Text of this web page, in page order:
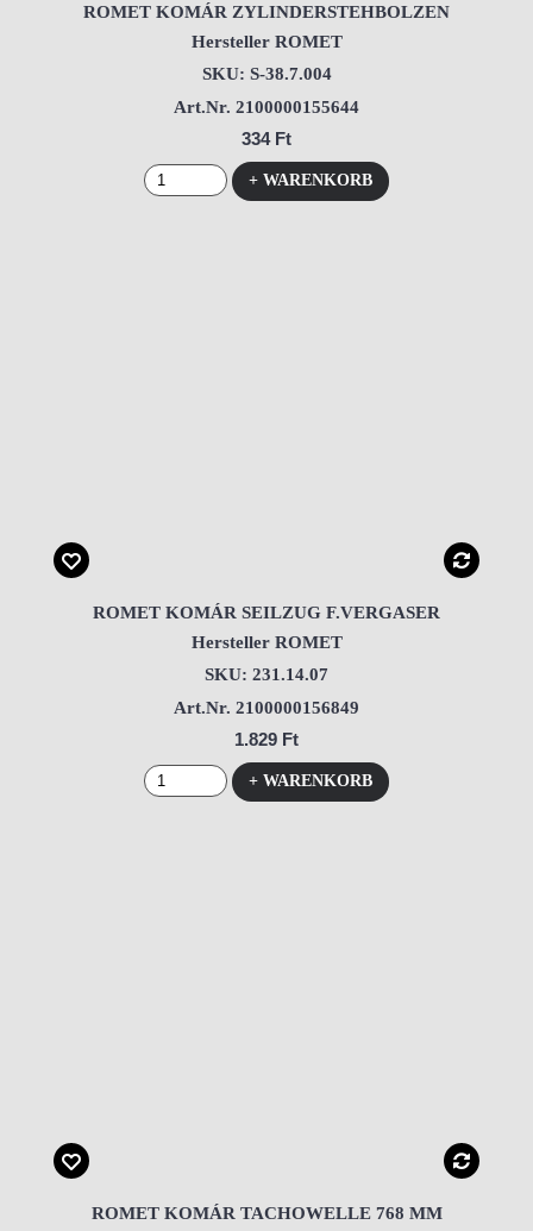
ROMET KOMÁR ZYLINDERSTEHBOLZEN
Hersteller ROMET
SKU: S-38.7.004
Art.Nr. 2100000155644
334 Ft
+ WARENKORB
ROMET KOMÁR SEILZUG F.VERGASER
Hersteller ROMET
SKU: 231.14.07
Art.Nr. 2100000156849
1.829 Ft
+ WARENKORB
ROMET KOMÁR TACHOWELLE 768 MM